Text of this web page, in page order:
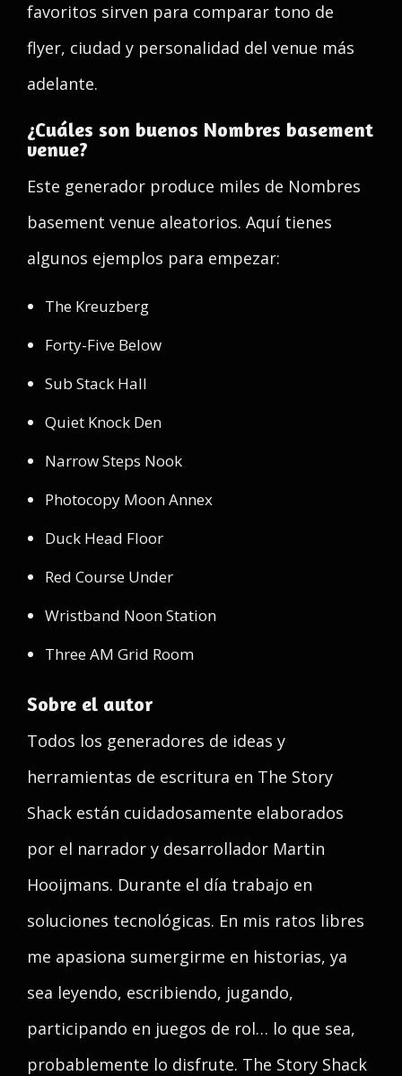
favoritos sirven para comparar tono de
flyer, ciudad y personalidad del venue más
adelante.
¿Cuáles son buenos Nombres basement
venue?
Este generador produce miles de Nombres
basement venue aleatorios. Aquí tienes
algunos ejemplos para empezar:
The Kreuzberg
Forty-Five Below
Sub Stack Hall
Quiet Knock Den
Narrow Steps Nook
Photocopy Moon Annex
Duck Head Floor
Red Course Under
Wristband Noon Station
Three AM Grid Room
Sobre el autor
Todos los generadores de ideas y
herramientas de escritura en The Story
Shack están cuidadosamente elaborados
por el narrador y desarrollador Martin
Hooijmans. Durante el día trabajo en
soluciones tecnológicas. En mis ratos libres
me apasiona sumergirme en historias, ya
sea leyendo, escribiendo, jugando,
participando en juegos de rol… lo que sea,
probablemente lo disfrute. The Story Shack